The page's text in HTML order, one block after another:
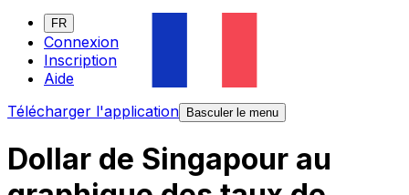
FR
Connexion
Inscription
Aide
Télécharger l'application
Basculer le menu
Dollar de Singapour au